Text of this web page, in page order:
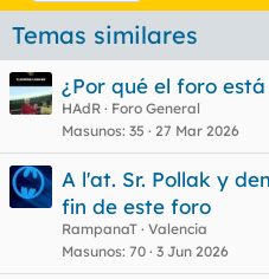
t
i
q
u
e
t
s
Temas similares
¿Por qué el foro
HAdR
Foro General
Masunos 35 27 Mar 2026
A l'at. Sr. Pollak y
fin de este foro
RampanaT Valencia
Masunos 70 3 Jun 2026